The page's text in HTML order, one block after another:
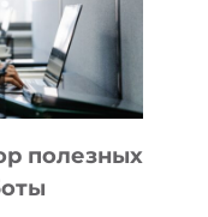
полезных